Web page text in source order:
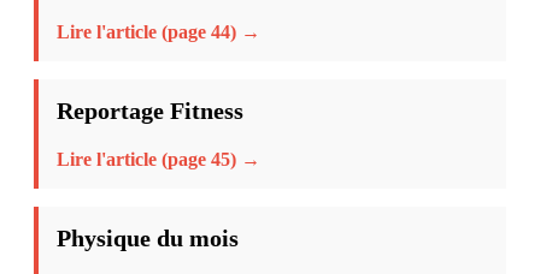
Lire l'article (page 44) →
Reportage Fitness
Lire l'article (page 45) →
Physique du mois